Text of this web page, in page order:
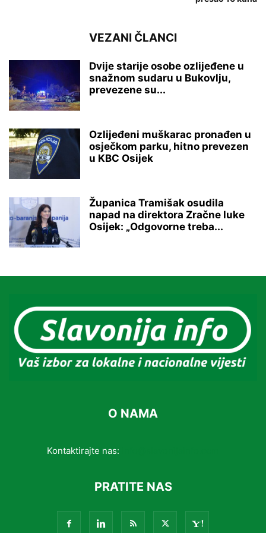
VEZANI ČLANCI
Dvije starije osobe ozlijeđene u
snažnom sudaru u Bukovlju,
prevezene su...
Ozlijeđeni muškarac pronađen u
osječkom parku, hitno prevezen
u KBC Osijek
Županica Tramišak osudila
napad na direktora Zračne luke
Osijek: „Odgovorne treba...
O NAMA
Kontaktirajte nas:
PRATITE NAS